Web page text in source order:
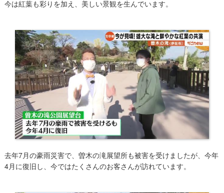
今は紅葉も彩りを加え、美しい景観を生んでいます。
去年7月の豪雨災害で、曽木の滝​展望所も被害を受けましたが、今年
4月に復旧し、今ではたくさんのお客さんが訪れています。